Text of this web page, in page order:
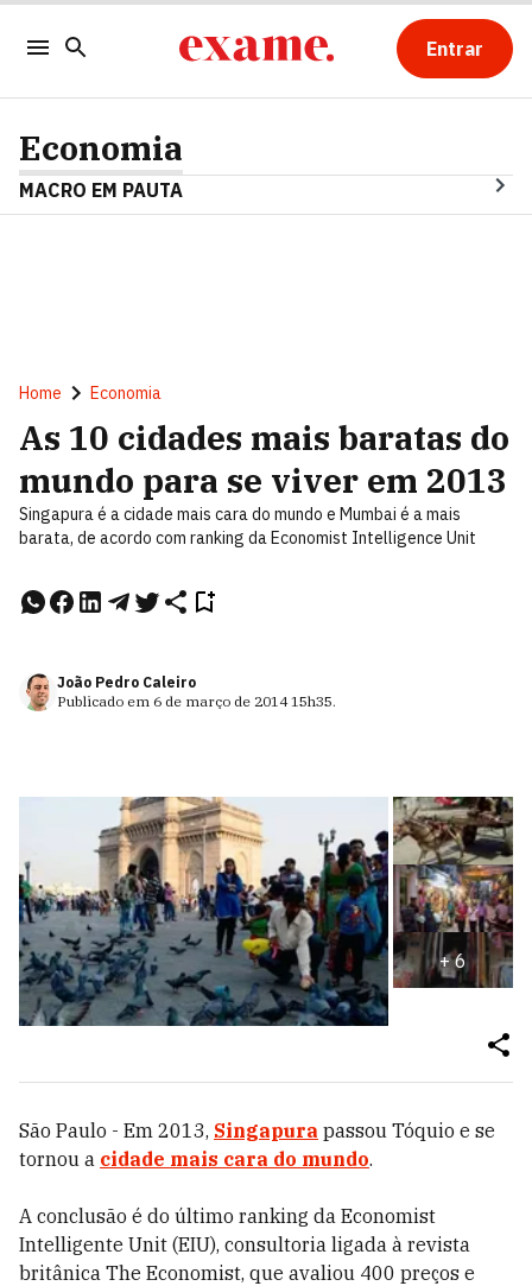
Entrar
Economia
MACRO EM PAUTA
Home Economia
As 10 cidades mais baratas do
mundo para se viver em 2013
Singapura é a cidade mais cara do mundo e Mumbai é a mais
barata, de acordo com ranking da Economist Intelligence Unit
João Pedro Caleiro
Publicado em 6 de março de 2014 15h35.
+6
São Paulo - Em 2013, Singapura passou Tóquio e se
tornou a cidade mais cara do mundo.
A conclusão é do último ranking da Economist
Intelligente Unit (EIU), consultoria ligada à revista
britânica The Economist, que avaliou 400 preços e